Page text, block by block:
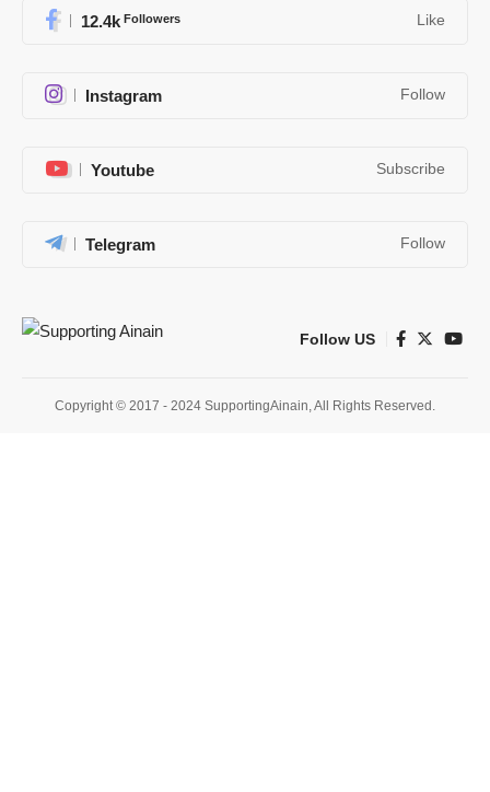
12.4k Followers Like
Instagram Follow
Youtube Subscribe
Telegram Follow
Follow US
Copyright © 2017 - 2024 SupportingAinain, All Rights Reserved.